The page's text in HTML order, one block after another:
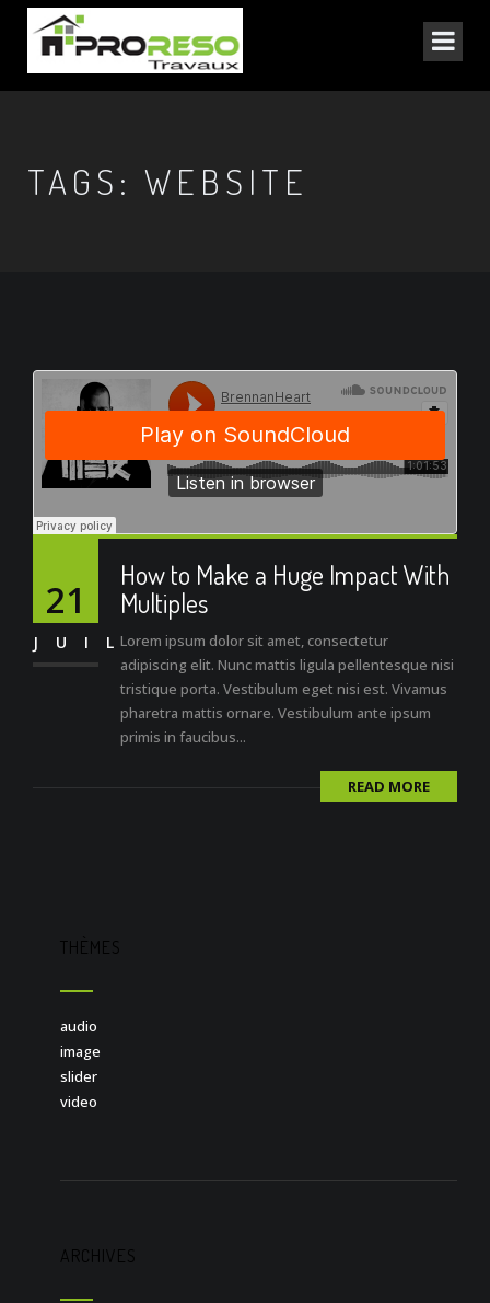
TAGS: WEBSITE
21
JUIL
How to Make a Huge Impact With
Multiples
Lorem ipsum dolor sit amet, consectetur
adipiscing elit. Nunc mattis ligula pellentesque nisi
tristique porta. Vestibulum eget nisi est. Vivamus
pharetra mattis ornare. Vestibulum ante ipsum
primis in faucibus...
READ MORE
THÈMES
audio
image
slider
video
ARCHIVES